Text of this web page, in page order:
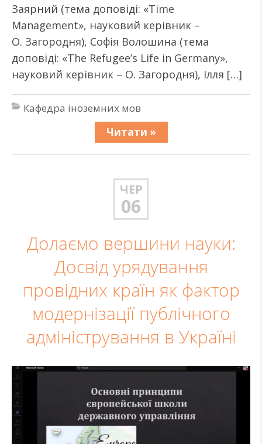
Заярний (тема доповіді: «Time
Management», науковий керівник –
О. Загородня), Софія Волошина (тема
доповіді: «The Refugee’s Life in Germany»,
науковий керівник – О. Загородня), Ілля […]
Кафедра іноземних мов
Читати »
ЧЕР
06
Долаємо вершини науки:
Досвід урядування
провідних країн як фактор
модернізації публічного
адміністрування в Україні